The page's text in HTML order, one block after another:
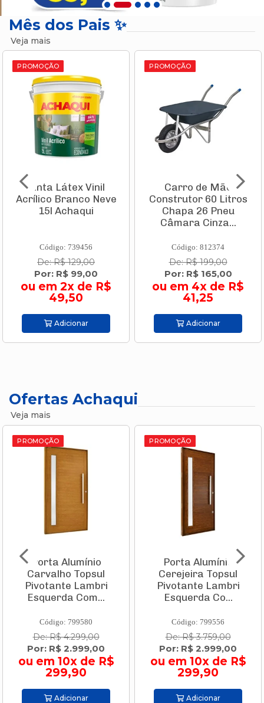
Mês dos Pais ✨
Veja mais
PROMOÇÃO
Carro de Mão
Construtor 60 Litros
Chapa 26 Pneu
Código: 812374
De: R$ 199,00
Por: R$ 165,00
ou em 4x de R$
41,25
Adicionar
PROMOÇÃO
Aspirador de Pó
Vertical Vcl 1 Stick
1000w 220v
11982210 Ka...
Código: 835935
De: R$ 231,10
Por: R$ 179,00
ou em 4x de R$
44,75
Adicionar
Ofertas Achaqui
Veja mais
PROMOÇÃO
Porta Alumínio
Cerejeira Topsul
Pivotante Lambri
Esquerda Co...
Código: 799556
De: R$ 3.759,00
Por: R$ 2.999,00
ou em 10x de R$
299,90
Adicionar
PROMOÇÃO
Caixa Térmica Pvc
Tropical 32 L
Vermelha Com
Branco 9003.505...
Código: 693952
De: R$ 144,90
Por: R$ 109,90
ou em 2x de R$
54,95
Adicionar